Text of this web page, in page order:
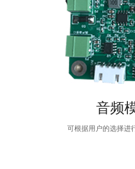
音频
可根据用户的选择进